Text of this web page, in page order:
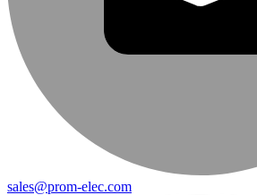
sales@prom-elec.com